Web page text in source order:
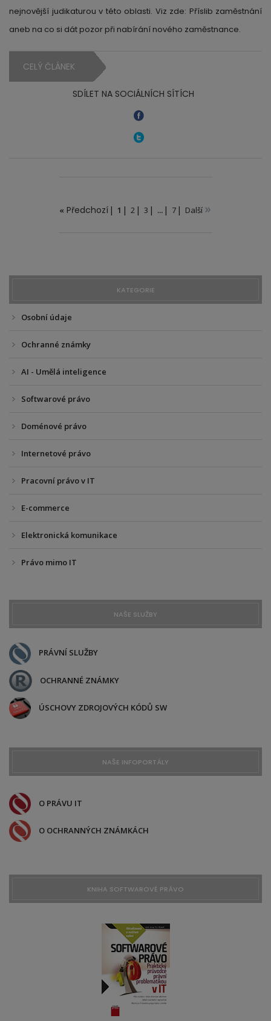
nejnovější judikaturou v této oblasti. Viz zde: Příslib zaměstnání
aneb na co si dát pozor při nabírání nového zaměstnance.
CELÝ ČLÁNEK
SDÍLET NA SOCIÁLNÍCH SÍTÍCH
« Předchozí 1 2 3 ... 7 Další »
KATEGORIE
Osobní údaje
Ochranné známky
AI - Umělá inteligence
Softwarové právo
Doménové právo
Internetové právo
Pracovní právo v IT
E-commerce
Elektronická komunikace
Právo mimo IT
NAŠE SLUŽBY
PRÁVNÍ SLUŽBY
OCHRANNÉ ZNÁMKY
ÚSCHOVY ZDROJOVÝCH KÓDŮ SW
NAŠE INFOPORTÁLY
O PRÁVU IT
O OCHRANNÝCH ZNÁMKÁCH
KNIHA SOFTWAROVÉ PRÁVO